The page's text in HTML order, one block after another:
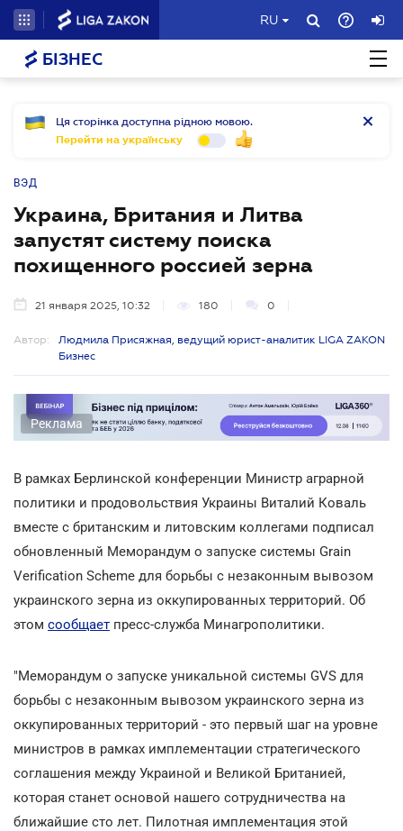
RU
БІЗНЕС
Ця сторінка доступна рідною мовою.
Перейти на українську
ВЭД
Украина, Британия и Литва
запустят систему поиска
похищенного россией зерна
21 января 2025, 10:32 180 0
Автор:
Людмила Присяжная, ведущий юрист-аналитик LIGA ZAKON
Бизнес
Реклама
В рамках Берлинской конференции Министр аграрной
политики и продовольствия Украины Виталий Коваль
вместе с британским и литовским коллегами подписал
обновленный Меморандум о запуске системы Grain
Verification Scheme для борьбы с незаконным вывозом
украинского зерна из оккупированных территорий. Об
этом сообщает пресс-служба Минагрополитики.
"Меморандум о запуске уникальной системы GVS для
борьбы с незаконным вывозом украинского зерна из
оккупированных территорий - это первый шаг на уровне
министров в рамках имплементации стратегического
соглашения между Украиной и Великой Британией,
которая станет основой нашего сотрудничества на
ближайшие сто лет. Пилотная имплементация этой